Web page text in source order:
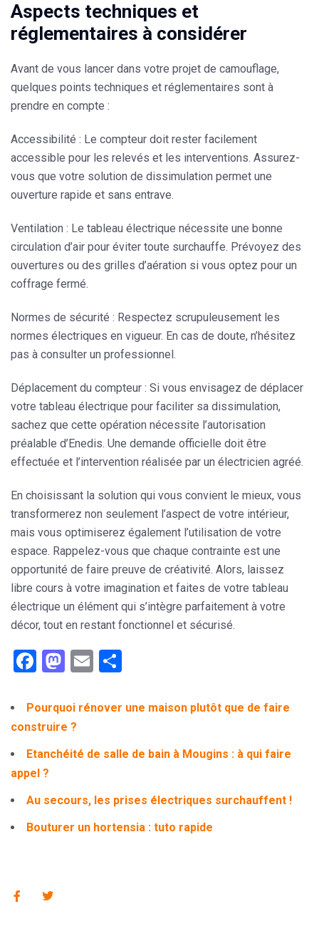
Aspects techniques et
réglementaires à considérer
Avant de vous lancer dans votre projet de camouflage,
quelques points techniques et réglementaires sont à
prendre en compte :
Accessibilité : Le compteur doit rester facilement
accessible pour les relevés et les interventions. Assurez-
vous que votre solution de dissimulation permet une
ouverture rapide et sans entrave.
Ventilation : Le tableau électrique nécessite une bonne
circulation d’air pour éviter toute surchauffe. Prévoyez des
ouvertures ou des grilles d’aération si vous optez pour un
coffrage fermé.
Normes de sécurité : Respectez scrupuleusement les
normes électriques en vigueur. En cas de doute, n’hésitez
pas à consulter un professionnel.
Déplacement du compteur : Si vous envisagez de déplacer
votre tableau électrique pour faciliter sa dissimulation,
sachez que cette opération nécessite l’autorisation
préalable d’Enedis. Une demande officielle doit être
effectuée et l’intervention réalisée par un électricien agréé.
En choisissant la solution qui vous convient le mieux, vous
transformerez non seulement l’aspect de votre intérieur,
mais vous optimiserez également l’utilisation de votre
espace. Rappelez-vous que chaque contrainte est une
opportunité de faire preuve de créativité. Alors, laissez
libre cours à votre imagination et faites de votre tableau
électrique un élément qui s’intègre parfaitement à votre
décor, tout en restant fonctionnel et sécurisé.
Facebook
Mastodon
Email
Pourquoi rénover une maison plutôt que de faire
construire ?
Etanchéité de salle de bain à Mougins : à qui faire
appel ?
Au secours, les prises électriques surchauffent !
Bouturer un hortensia : tuto rapide